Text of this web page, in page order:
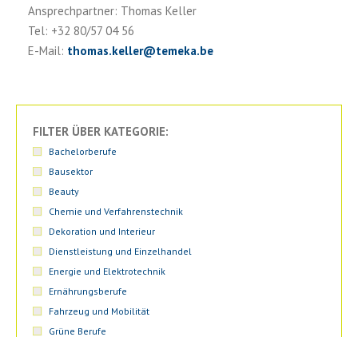
Ansprechpartner: Thomas Keller
Tel: +32 80/57 04 56
E-Mail: thomas.keller@temeka.be
FILTER ÜBER KATEGORIE:
Bachelorberufe
Bausektor
Beauty
Chemie und Verfahrenstechnik
Dekoration und Interieur
Dienstleistung und Einzelhandel
Energie und Elektrotechnik
Ernährungsberufe
Fahrzeug und Mobilität
Grüne Berufe